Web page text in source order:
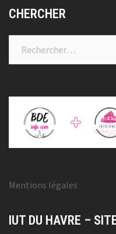
CHERCHER
Mentions légales
IUT DU HAVRE –